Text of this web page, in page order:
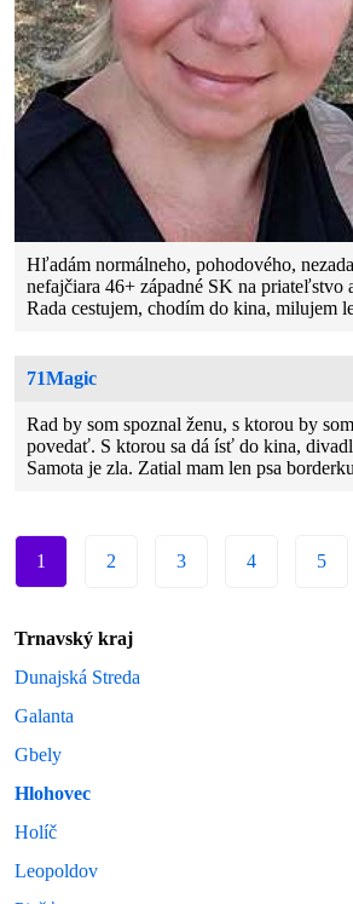
Hľadám normálneho, pohodového,
nefajčiara 46+ západné SK na priateľstvo
Rada cestujem, chodím do kina, milujem
71Magic
Rad by som spoznal ženu, s ktorou by
povedať. S ktorou sa dá ísť do kina,
Samota je zla. Zatial mam len psa
1 2 3 4 5
Trnavský kraj
Dunajská Streda
Galanta
Gbely
Hlohovec
Holíč
Leopoldov